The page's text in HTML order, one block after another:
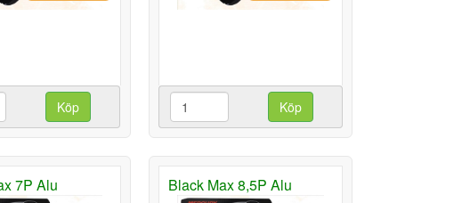
Köp Köp
7P Alu Black Max 8,5P Alu